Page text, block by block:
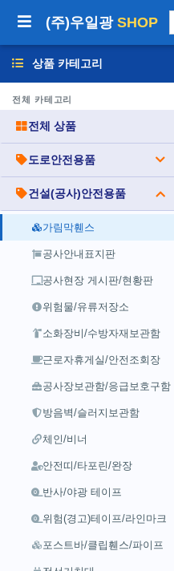
(주)우일광 SHOP
상품 카테고리
전체 카테고리
전체 상품
도로안전용품
건설(공사)안전용품
가림막휀스
공사안내표지판
공사현장 게시판/현황판
위험물/유류저장소
소화장비/수방자재보관함
근로자휴게실/안전조회장
공사장보관함/응급보호구함
방음벽/슬러지보관함
체인/비너
안전띠/타포린/완장
반사/야광 테이프
위험(경고)테이프/라인마크
포스트바/클립휀스/파이프